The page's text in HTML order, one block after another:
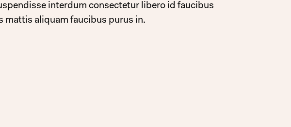
interdum consectetur libero id faucibus
mattis aliquam faucibus purus in.